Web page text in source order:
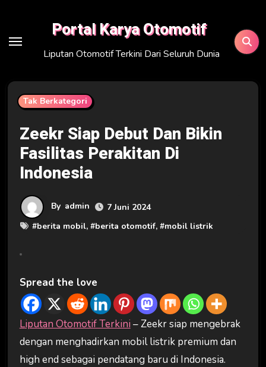
content
Portal Karya Otomotif
Liputan Otomotif Terkini Dari Seluruh Dunia
Tak Berkategori
Zeekr Siap Debut Dan Bikin
Fasilitas Perakitan Di
Indonesia
By admin
7 Juni 2024
#berita mobil, #berita otomotif, #mobil listrik
Spread the love
Liputan Otomotif Terkini– Zeekr siap mengebrak
dengan menghadirkan mobil listrik premium dan
high end sebagai pendatang baru di Indonesia.